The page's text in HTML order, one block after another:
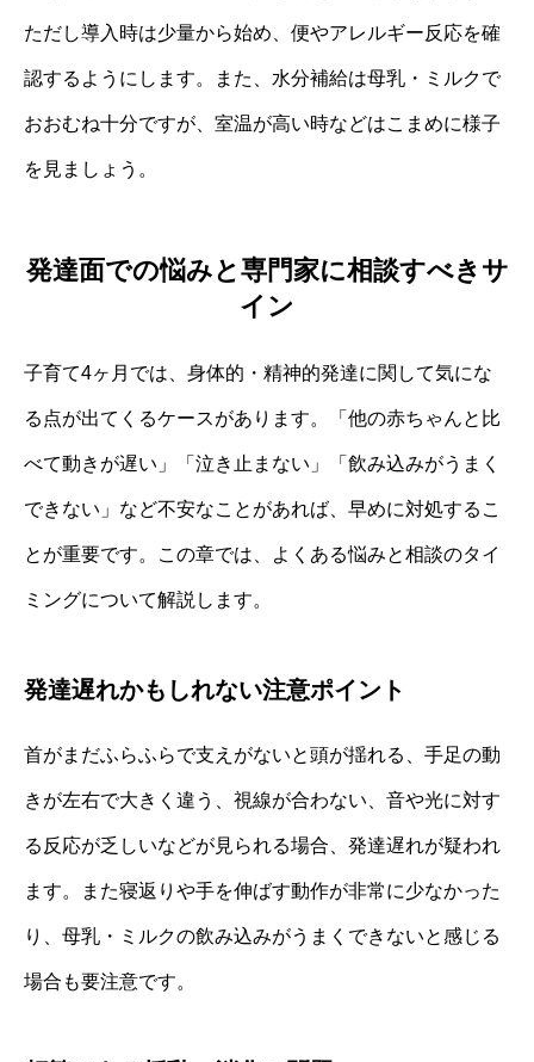
ただし導入時は少量から始め、便やアレルギー反応を確
認するようにします。また、水分補給は母乳・ミルクで
おおむね十分ですが、室温が高い時などはこまめに様子
を見ましょう。
発達面での悩みと専門家に相談すべきサ
イン
子育て4ヶ月では、身体的・精神的発達に関して気にな
る点が出てくるケースがあります。「他の赤ちゃんと比
べて動きが遅い」「泣き止まない」「飲み込みがうまく
できない」など不安なことがあれば、早めに対処するこ
とが重要です。この章では、よくある悩みと相談のタイ
ミングについて解説します。
発達遅れかもしれない注意ポイント
首がまだふらふらで支えがないと頭が揺れる、手足の動
きが左右で大きく違う、視線が合わない、音や光に対す
る反応が乏しいなどが見られる場合、発達遅れが疑われ
ます。また寝返りや手を伸ばす動作が非常に少なかった
り、母乳・ミルクの飲み込みがうまくできないと感じる
場合も要注意です。